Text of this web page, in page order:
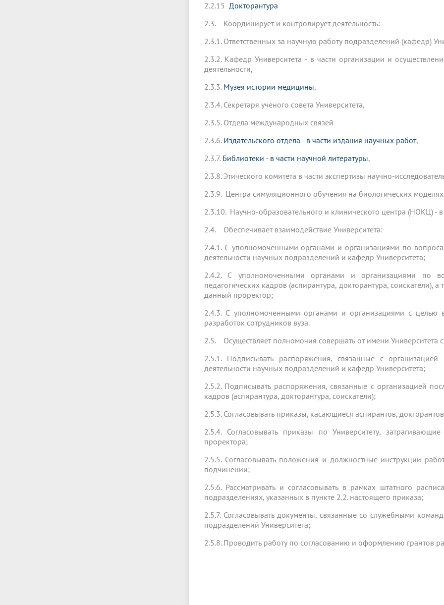
2.2.15 Докторантура
2.3. Координирует и контролирует деятельность:
2.3.1. Ответственных за научную работу подразделений (кафедр)
2.3.2. Кафедр Университета - в части организации и
деятельности,
2.3.3. Музея истории медицины,
2.3.4. Секретаря ученого совета Университета,
2.3.5. Отдела международных связей
2.3.6. Издательского отдела - в части издания научных работ,
2.3.7. Библиотеки - в части научной литературы,
2.3.8. Этического комитета в части экспертизы научно-
2.3.9. Центра симуляционного обучения на биологических
2.3.10. Научно-образовательного и клинического центра (НОКЦ) -
2.4. Обеспечивает взаимодействие Университета:
2.4.1. С уполномоченными органами и организациями по
деятельности научных подразделений и кафедр Университета;
2.4.2. С уполномоченными органами и организациями по
педагогических кадров (аспирантура, докторантура,
данный проректор;
2.4.3. С уполномоченными органами и организациями с целью
разработок сотрудников вуза.
2.5. Осуществляет полномочия совершать от имени Университета
2.5.1. Подписывать распоряжения, связанные с
деятельности научных подразделений и кафедр Университета;
2.5.2. Подписывать распоряжения, связанные с организацией
кадров (аспирантура, докторантура, соискатели);
2.5.3. Согласовывать приказы, касающиеся аспирантов,
2.5.4. Согласовывать приказы по Университету,
проректора;
2.5.5. Согласовывать положения и должностные инструкции
подчинении;
2.5.6. Рассматривать и согласовывать в рамках штатного
подразделениях, указанных в пункте 2.2. настоящего приказа;
2.5.7. Согласовывать документы, связанные со служебными
подразделений Университета;
2.5.8. Проводить работу по согласованию и оформлению грантов